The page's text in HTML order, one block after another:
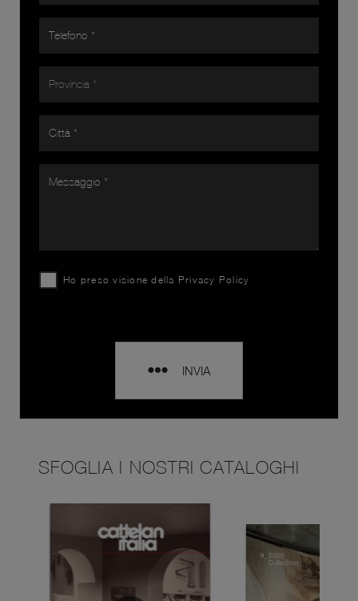
Ho preso visione della Privacy Policy
INVIA
SFOGLIA I NOSTRI CATALOGHI